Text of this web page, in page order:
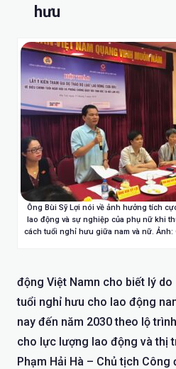
hưu
Ông Bùi Sỹ Lợi nói về ảnh hưởng tích
lao động và sự nghiệp của phụ nữ khi
cách tuổi nghỉ hưu giữa nam và nữ. Ảnh:
động Việt Namn cho biết lý
tuổi nghỉ hưu cho lao động
nay đến năm 2030 theo lộ
cho lực lượng lao động và thị
Phạm Hải Hà – Chủ tịch Công